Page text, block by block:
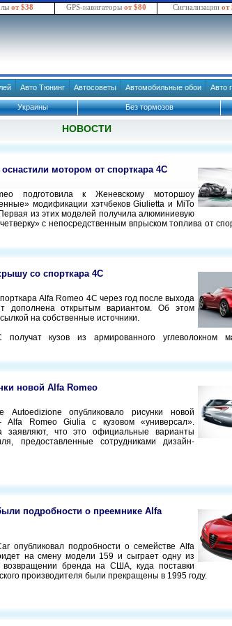
от $38 GPS-навигаторы от $80 Сигнализации от
Авто Тюнинг Автосоветы Автомобильные обои Авто
Украины Без тормозов
НОВОСТИ
мотором от спорткара 4C
подготовила к Женевскому моторшоу
модификации хэтчбеков Giulietta и MiTo
из этих моделей получила алюминиевую
с непосредственным впрыском топлива от
со спорткара 4C
Alfa Romeo 4C через год после выхода
дополнена открытым вариантом. Об этом
на собственные источники.
кузов из армированного углеволокном
новой Alfa Romeo
Аutoedizione опубликовало рисунки новой
Romeo Giulia с кузовом «универсал».
заявляют, что это официальные варианты
предоставленные сотрудниками дизайн-
подробности о преемнике Alfa
опубликовал подробности о семействе Alfa
на смену модели 159 и сыграет одну из
бренда на США, куда поставки
производителя были прекращены в 1995 году.